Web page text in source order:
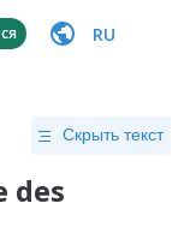
RU
Скрыть текст
des